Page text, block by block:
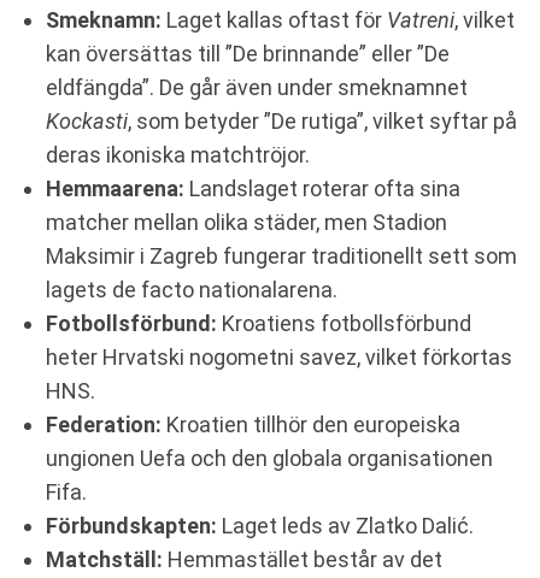
Smeknamn: Laget kallas oftast för Vatreni, vilket
kan översättas till ”De brinnande” eller ”De
eldfängda”. De går även under smeknamnet
Kockasti, som betyder ”De rutiga”, vilket syftar på
deras ikoniska matchtröjor.
Hemmaarena: Landslaget roterar ofta sina
matcher mellan olika städer, men Stadion
Maksimir i Zagreb fungerar traditionellt sett som
lagets de facto nationalarena.
Fotbollsförbund: Kroatiens fotbollsförbund
heter Hrvatski nogometni savez, vilket förkortas
HNS.
Federation: Kroatien tillhör den europeiska
ungionen Uefa och den globala organisationen
Fifa.
Förbundskapten: Laget leds av Zlatko Dalić.
Matchställ: Hemmastället består av det